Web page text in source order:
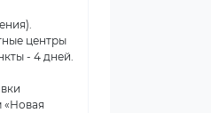
центры
- 4 дней.
«Новая